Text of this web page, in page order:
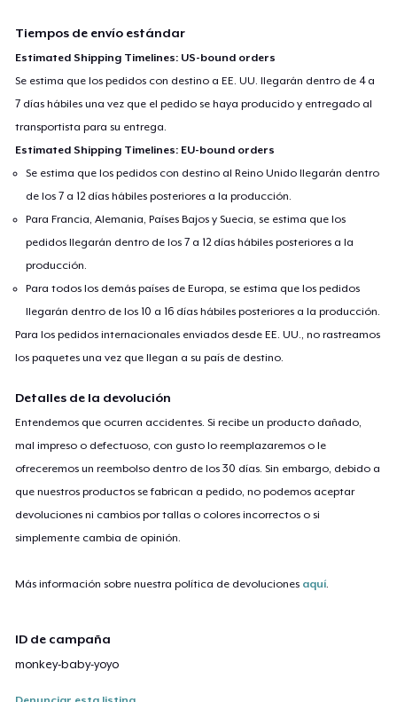
Tiempos de envío estándar
Estimated Shipping Timelines: US-bound orders
Se estima que los pedidos con destino a EE. UU. llegarán dentro de 4 a
7 días hábiles una vez que el pedido se haya producido y entregado al
transportista para su entrega.
Estimated Shipping Timelines: EU-bound orders
Se estima que los pedidos con destino al Reino Unido llegarán dentro
de los 7 a 12 días hábiles posteriores a la producción.
Para Francia, Alemania, Países Bajos y Suecia, se estima que los
pedidos llegarán dentro de los 7 a 12 días hábiles posteriores a la
producción.
Para todos los demás países de Europa, se estima que los pedidos
llegarán dentro de los 10 a 16 días hábiles posteriores a la producción.
Para los pedidos internacionales enviados desde EE. UU., no rastreamos
los paquetes una vez que llegan a su país de destino.
Detalles de la devolución
Entendemos que ocurren accidentes. Si recibe un producto dañado,
mal impreso o defectuoso, con gusto lo reemplazaremos o le
ofreceremos un reembolso dentro de los 30 días. Sin embargo, debido a
que nuestros productos se fabrican a pedido, no podemos aceptar
devoluciones ni cambios por tallas o colores incorrectos o si
simplemente cambia de opinión.
Más información sobre nuestra política de devoluciones aquí
ID de campaña
monkey-baby-yoyo